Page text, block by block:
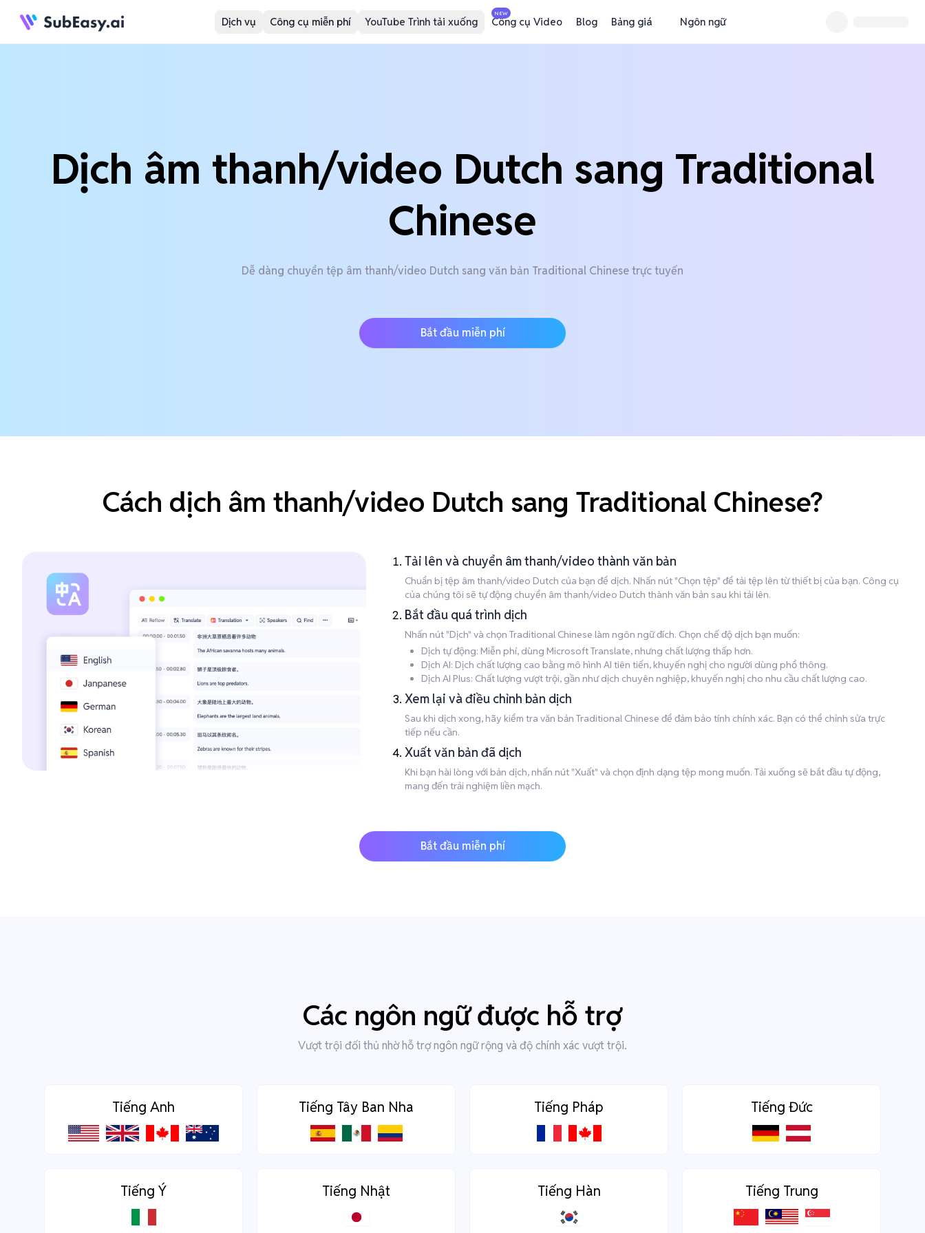
Dịch vụ Công cụ miễn phí YouTube Trình tải xuống
NEW
Công cụ Video Blog Bảng giá Ngôn ngữ
Dịch âm thanh/video Dutch sang Traditional
Chinese
Dễ dàng chuyển tệp âm thanh/video Dutch sang văn bản Traditional Chinese trực tuyến
Bắt đầu miễn phí
Cách dịch âm thanh/video Dutch sang Traditional Chinese?
Tải lên và chuyển âm thanh/video thành văn bản
Chuẩn bị tệp âm thanh/video Dutch của bạn để dịch. Nhấn nút "Chọn tệp" để tải tệp lên từ thiết bị của bạn. Công cụ
của chúng tôi sẽ tự động chuyển âm thanh/video Dutch thành văn bản sau khi tải lên.
Bắt đầu quá trình dịch
Nhấn nút "Dịch" và chọn Traditional Chinese làm ngôn ngữ đích. Chọn chế độ dịch bạn muốn:
Dịch tự động: Miễn phí, dùng Microsoft Translate, nhưng chất lượng thấp hơn.
Dịch AI: Dịch chất lượng cao bằng mô hình AI tiên tiến, khuyến nghị cho người dùng phổ thông.
Dịch AI Plus: Chất lượng vượt trội, gần như dịch chuyên nghiệp, khuyến nghị cho nhu cầu chất lượng cao.
Xem lại và điều chỉnh bản dịch
Sau khi dịch xong, hãy kiểm tra văn bản Traditional Chinese để đảm bảo tính chính xác. Bạn có thể chỉnh sửa trực
tiếp nếu cần.
Xuất văn bản đã dịch
Khi bạn hài lòng với bản dịch, nhấn nút "Xuất" và chọn định dạng tệp mong muốn. Tải xuống sẽ bắt đầu tự động,
mang đến trải nghiệm liền mạch.
Bắt đầu miễn phí
Các ngôn ngữ được hỗ trợ
Vượt trội đối thủ nhờ hỗ trợ ngôn ngữ rộng và độ chính xác vượt trội.
Tiếng Anh Tiếng Tây Ban Nha Tiếng Pháp Tiếng Đức
Tiếng Ý Tiếng Nhật Tiếng Hàn Tiếng Trung